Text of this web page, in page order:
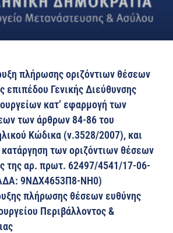
πλήρωσης οριζόντιων θέσεων
επιπέδου Γενικής Διεύθυνσης
κατ’ εφαρμογή των
των άρθρων 84-86 του
Κώδικα (ν.3528/2007), και
κατάργηση των οριζόντιων θέσεων
της αρ. πρωτ. 62497/4541/17-06-
9ΝΔΧ4653Π8-ΝΗ0)
πλήρωσης θέσεων ευθύνης
Περιβάλλοντος &